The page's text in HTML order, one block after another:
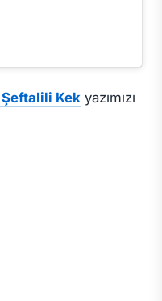
Kek yazımızı